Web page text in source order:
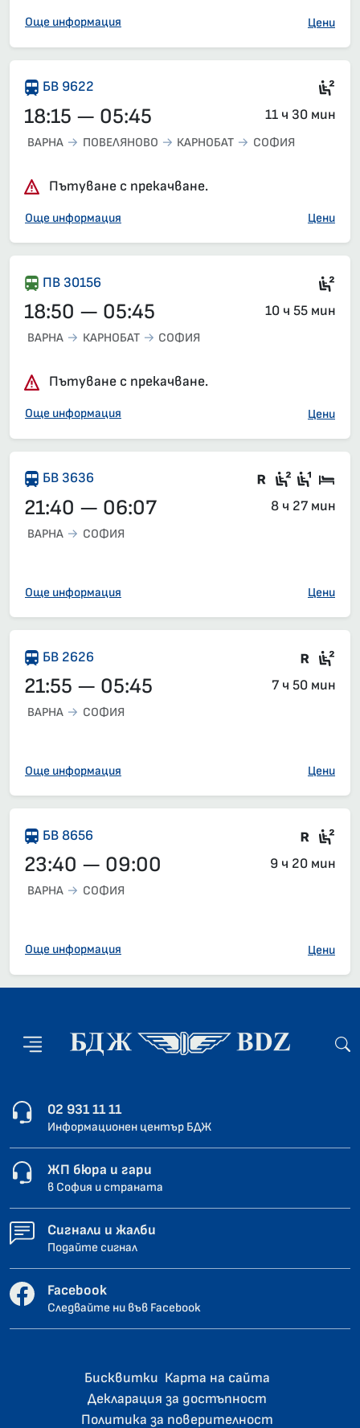
Още информация Цени
БВ 9622
18:15 — 05:45 11 ч 30 мин
ВАРНА ПОВЕЛЯНОВО КАРНОБАТ СОФИЯ
Пътуване с прекачване.
Още информация Цени
ПВ 30156
18:50 — 05:45 10 ч 55 мин
ВАРНА КАРНОБАТ СОФИЯ
Пътуване с прекачване.
Още информация Цени
БВ 3636 Влак със
Седящи
21:40 — 06:07 8 ч 27 мин
ВАРНА СОФИЯ
Още информация Цени
БВ 2626 Влак
21:55 — 05:45 7 ч 50 мин
ВАРНА СОФИЯ
Още информация Цени
БВ 8656 Влак
23:40 — 09:00 9 ч 20 мин
ВАРНА СОФИЯ
Още информация Цени
02 931 11 11
Информационен център БДЖ
ЖП бюра и гари
в София и страната
Сигнали и жалби
Подайте сигнал
Facebook
Следвайте ни във Facebook
Бисквитки Карта на сайта
Декларация за достъпност
Политика за поверителност